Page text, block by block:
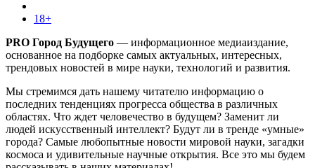
18+
PRO Город Будущего — информационное медиаиздание,
основанное на подборке самых актуальных, интересных,
трендовых новостей в мире науки, технологий и развития.
Мы стремимся дать нашему читателю информацию о
последних тенденциях прогресса общества в различных
областях. Что ждет человечество в будущем? Заменит ли
людей искусственный интеллект? Будут ли в тренде «умные»
города? Самые любопытные новости мировой науки, загадки
космоса и удивительные научные открытия. Все это мы будем